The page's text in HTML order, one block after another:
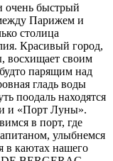
очень быстрый
Парижем и
столица
Красивый город,
восхищает своим
парящим над
гладь воды
поодаль находятся
и «Порт Луны».
в порт, где
улыбнемся
в каютах нашего